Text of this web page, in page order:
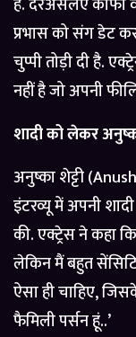
हैं. दरअसलए काफी
प्रभास को संग डेट
चुप्पी तोड़ी दी है.
नहीं है जो अपनी
शादी को लेकर
अनुष्का शेट्टी
इंटरव्यू में अपनी
की. एक्ट्रेस ने कहा
लेकिन मैं बहुत
ऐसा ही चाहिए,
फैमिली पर्सन हूं..’